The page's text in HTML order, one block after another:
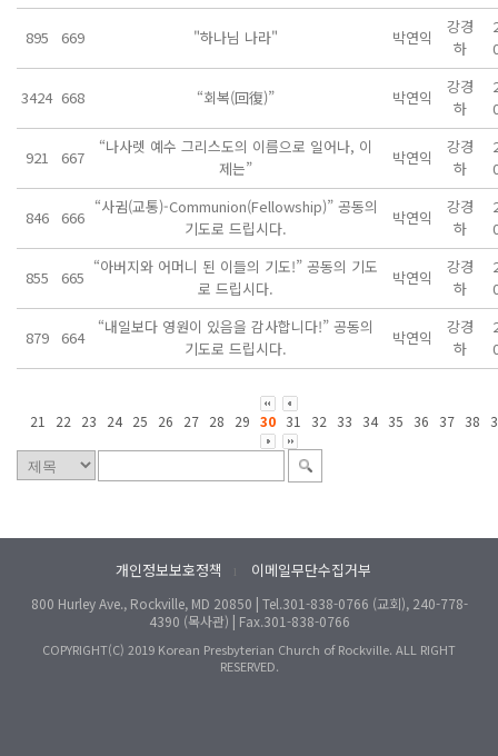
895 669 "하나님 나라" 박연익
강경
하
3424 668 “회복(回復)” 박연익
강경
하
921 667
“나사렛 예수 그리스도의 이름으로 일어나, 이
제는”
박연익
강경
하
846 666
“사귐(교통)-Communion(Fellowship)” 공동의
기도로 드립시다.
박연익
강경
하
855 665
“아버지와 어머니 된 이들의 기도!” 공동의 기도
로 드립시다.
박연익
강경
하
879 664
“내일보다 영원이 있음을 감사합니다!” 공동의
기도로 드립시다.
박연익
강경
하
21 22 23 24 25 26 27 28 29 30 31 32 33 34 35 36 37 38
개인정보보호정책 l 이메일무단수집거부
800 Hurley Ave., Rockville, MD 20850 | Tel.301-838-0766 (교회), 240-778-
4390 (목사관) | Fax.301-838-0766
COPYRIGHT(C) 2019 Korean Presbyterian Church of Rockville. ALL RIGHT
RESERVED.